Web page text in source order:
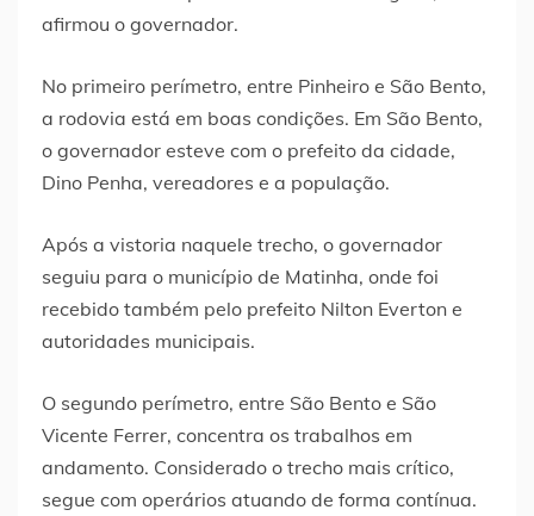
afirmou o governador.
No primeiro perímetro, entre Pinheiro e São Bento,
a rodovia está em boas condições. Em São Bento,
o governador esteve com o prefeito da cidade,
Dino Penha, vereadores e a população.
Após a vistoria naquele trecho, o governador
seguiu para o município de Matinha, onde foi
recebido também pelo prefeito Nilton Everton e
autoridades municipais.
O segundo perímetro, entre São Bento e São
Vicente Ferrer, concentra os trabalhos em
andamento. Considerado o trecho mais crítico,
segue com operários atuando de forma contínua.